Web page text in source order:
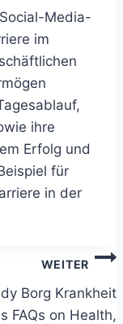
Media-
im
ihre
Erfolg und
für
in der
WEITER
Borg Krankheit
FAQs on Health,